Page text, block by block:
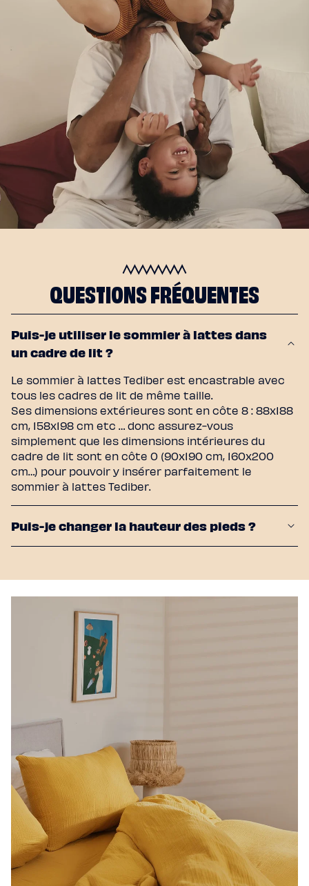
QUESTIONS FRÉQUENTES
Puis-je utiliser le sommier à lattes dans
un cadre de lit ?
Le sommier à lattes Tediber est encastrable avec
tous les cadres de lit de même taille.
Ses dimensions extérieures sont en côte 8 : 88x188
cm, 158x198 cm etc … donc assurez-vous
simplement que les dimensions intérieures du
cadre de lit sont en côte 0 (90x190 cm, 160x200
cm…) pour pouvoir y insérer parfaitement le
sommier à lattes Tediber.
Puis-je changer la hauteur des pieds ?